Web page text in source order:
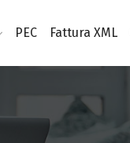
PEC Fattura XML